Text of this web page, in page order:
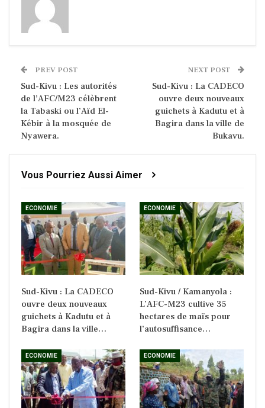
PREV POST
Sud-Kivu : Les autorités
de l’AFC/M23 célèbrent
la Tabaski ou l’Aïd El-
Kébir à la mosquée de
Nyawera.
NEXT POST
Sud-Kivu : La CADECO
ouvre deux nouveaux
guichets à Kadutu et à
Bagira dans la ville de
Bukavu.
Vous Pourriez Aussi Aimer
ECONOMIE
Sud-Kivu : La CADECO
ouvre deux nouveaux
guichets à Kadutu et à
Bagira dans la ville…
ECONOMIE
Sud-Kivu / Kamanyola :
L’AFC-M23 cultive 35
hectares de maïs pour
l’autosuffisance…
ECONOMIE ECONOMIE